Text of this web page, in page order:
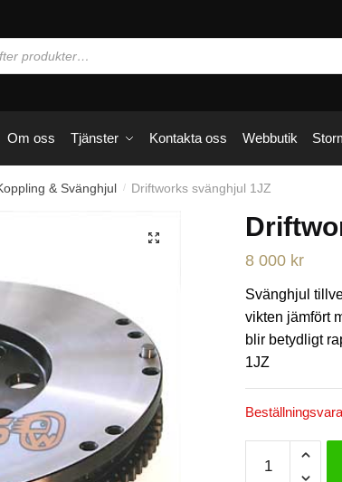
Om oss Tjänster Kontakta oss Webbutik
& Svänghjul / Driftworks svänghjul 1JZ
🔍
8 000 kr
Svänghjul
vikten jämfört
blir betydligt
1JZ
Driftworks
svänghjul